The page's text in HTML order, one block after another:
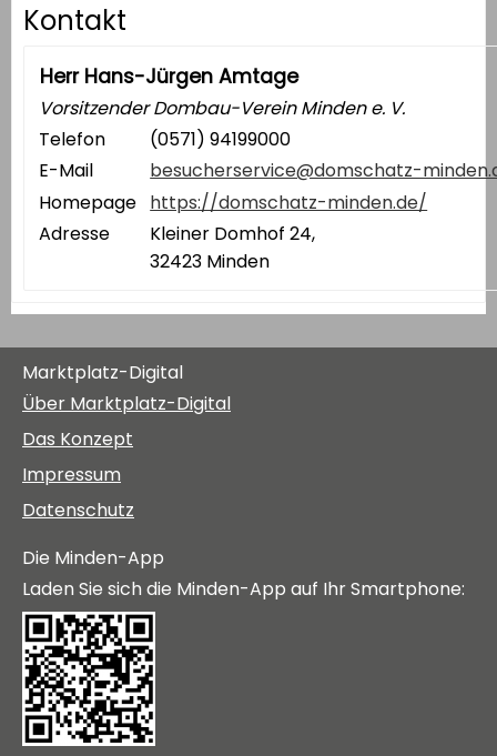
Kontakt
Herr Hans-Jürgen Amtage
Vorsitzender Dombau-Verein Minden e. V.
Telefon
(0571) 94199000
E-Mail
besucherservice@domschatz-
Homepage https://domschatz-minden.de/
Adresse
Kleiner Domhof 24,
32423 Minden
Marktplatz-Digital
Über Marktplatz-Digital
Das Konzept
Impressum
Datenschutz
Die Minden-App
Laden Sie sich die Minden-App auf Ihr Smartphone: